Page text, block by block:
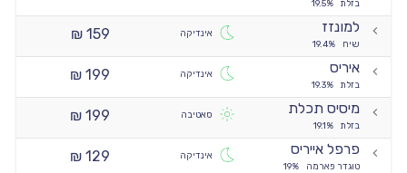
בזלת 19.5%
למונזז
שיח 19.4%
אינדיקה
159 ₪
איריס
בזלת 19.3%
אינדיקה
199 ₪
מיסיס תכלת
בזלת 19.1%
סאטיבה
199 ₪
פרפל אייריס
טוגדר פארמה 19%
אינדיקה
129 ₪